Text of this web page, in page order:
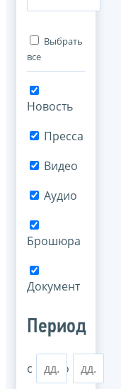
Выбрать
все
Новость
Пресса
Видео
Аудио
Брошюра
Документ
Период
с по